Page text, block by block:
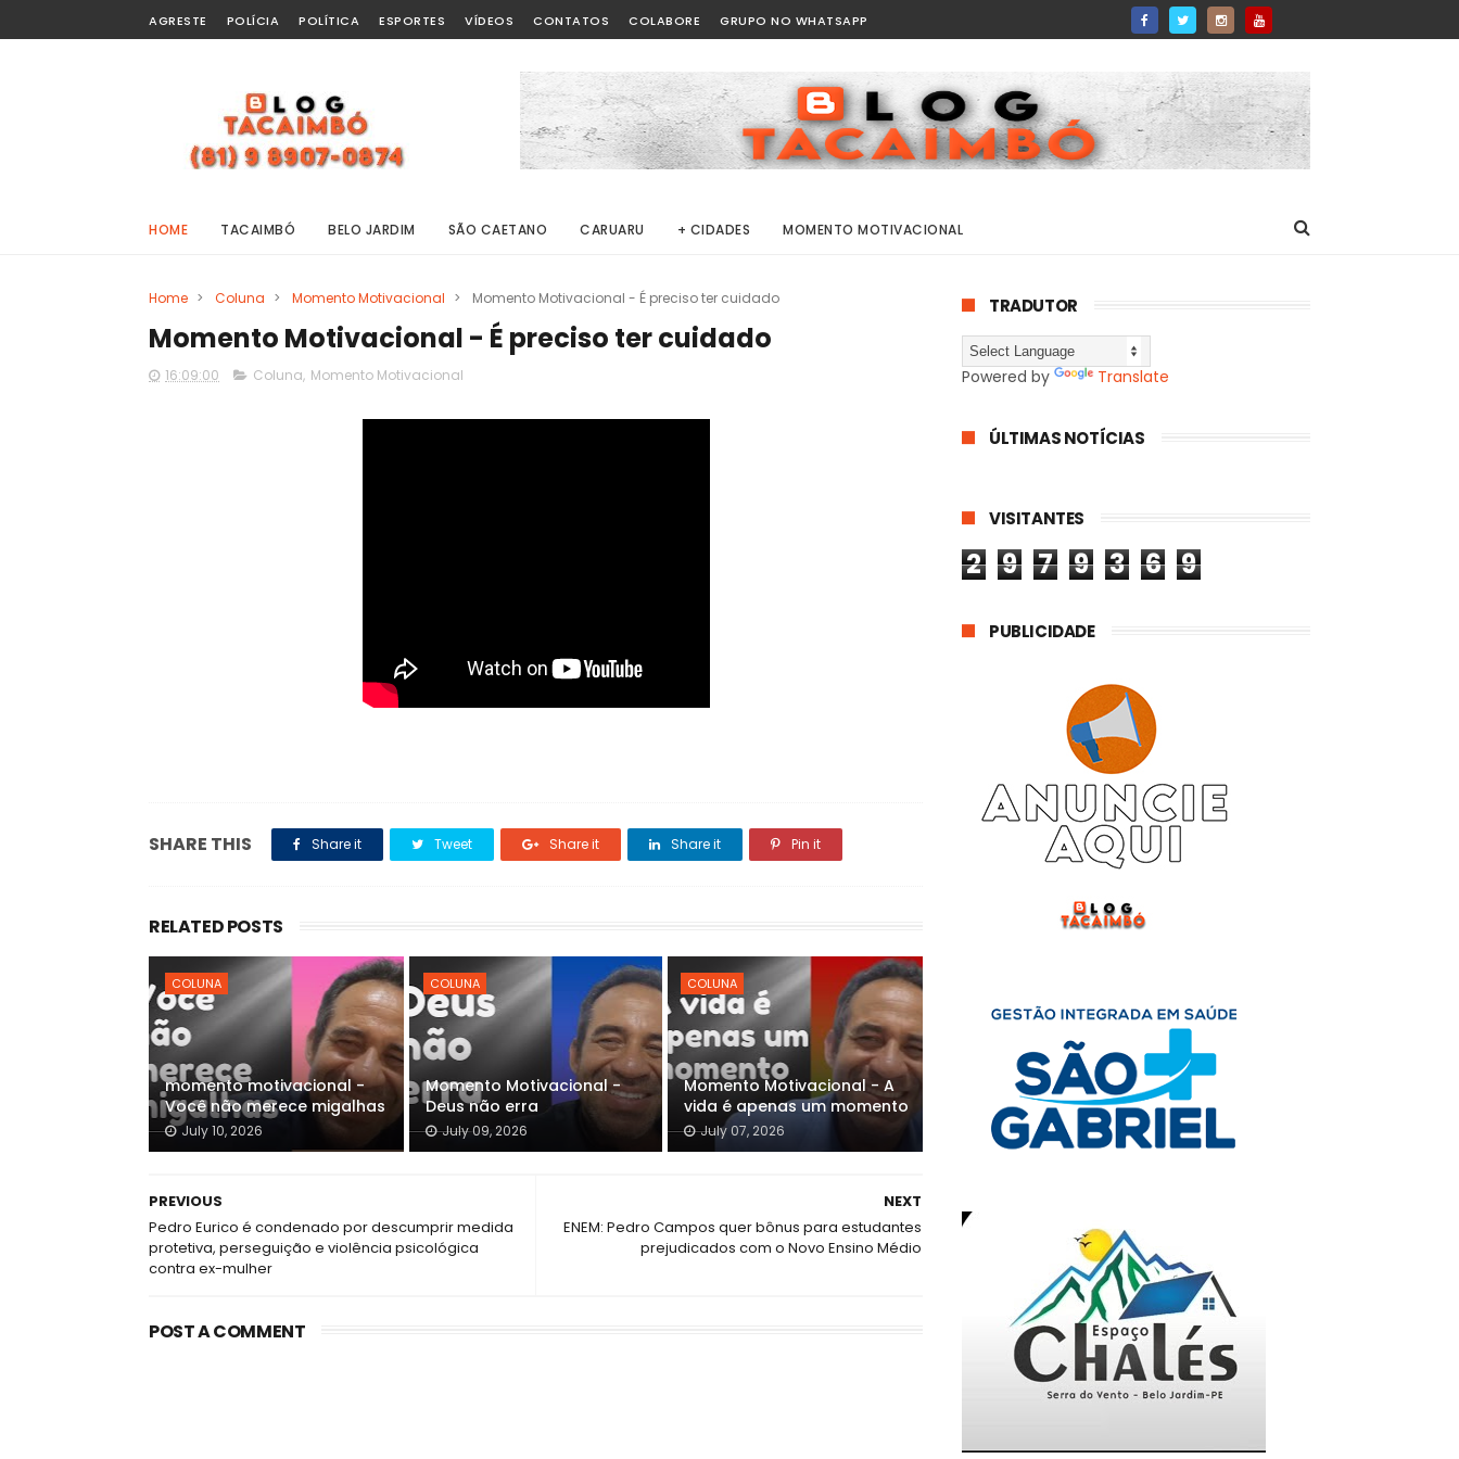
AGRESTE POLÍCIA POLÍTICA ESPORTES VÍDEOS CONTATOS COLABORE GRUPO NO WHATSAPP
HOME TACAIMBÓ BELO JARDIM SÃO CAETANO CARUARU + CIDADES MOMENTO MOTIVACIONAL
Home > Coluna > Momento Motivacional > Momento Motivacional - É preciso ter cuidado
Momento Motivacional - É preciso ter cuidado
16:09:00 Coluna, Momento Motivacional
SHARE THIS Share it Tweet Share it Share it Pin it
RELATED POSTS
COLUNA
momento motivacional -
Você não merece migalhas
July 10, 2026
COLUNA
Momento Motivacional -
Deus não erra
July 09, 2026
COLUNA
Momento Motivacional - A
vida é apenas um momento
July 07, 2026
NEXT
ENEM: Pedro Campos quer bônus para estudantes
prejudicados com o Novo Ensino Médio
PREVIOUS
Pedro Eurico é condenado por descumprir medida
protetiva, perseguição e violência psicológica
contra ex-mulher
POST A COMMENT
TRADUTOR
Powered by Translate
ÚLTIMAS NOTÍCIAS
VISITANTES
2 9 7 9 3 6 9
PUBLICIDADE